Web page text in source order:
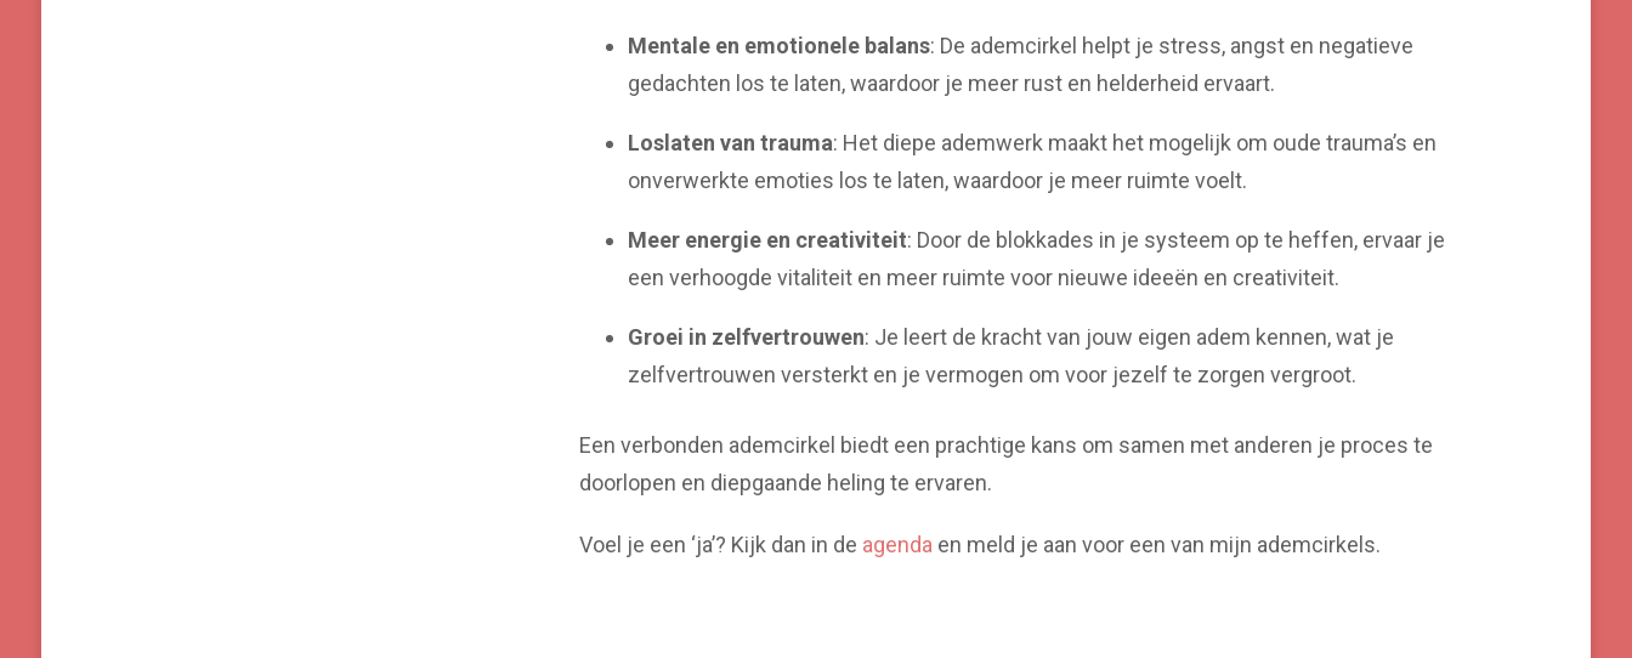
Mentale en emotionele balans: De ademcirkel helpt je stress, angst en negatieve
gedachten los te laten, waardoor je meer rust en helderheid ervaart.
Loslaten van trauma: Het diepe ademwerk maakt het mogelijk om oude trauma’s en
onverwerkte emoties los te laten, waardoor je meer ruimte voelt.
Meer energie en creativiteit: Door de blokkades in je systeem op te heffen, ervaar je
een verhoogde vitaliteit en meer ruimte voor nieuwe ideeën en creativiteit.
Groei in zelfvertrouwen: Je leert de kracht van jouw eigen adem kennen, wat je
zelfvertrouwen versterkt en je vermogen om voor jezelf te zorgen vergroot.
Een verbonden ademcirkel biedt een prachtige kans om samen met anderen je proces te
doorlopen en diepgaande heling te ervaren.
Voel je een ‘ja’? Kijk dan in de agenda en meld je aan voor een van mijn ademcirkels.